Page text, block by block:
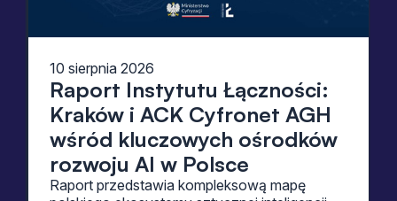
10 sierpnia 2026
Raport Instytutu Łączności:
Kraków i ACK Cyfronet AGH
wśród kluczowych ośrodków
rozwoju AI w Polsce
Raport przedstawia kompleksową mapę